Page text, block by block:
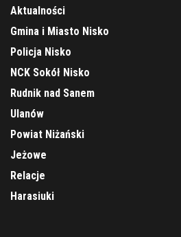
Aktualności
Gmina i Miasto Nisko
Policja Nisko
NCK Sokół Nisko
Rudnik nad Sanem
Ulanów
Powiat Niżański
Jeżowe
Relacje
Harasiuki